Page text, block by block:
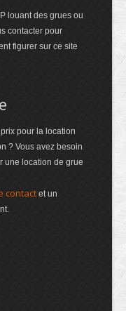
louant des grues ou
contacter pour
figurer sur ce site
pour la location
? Vous avez besoin
une location de grue
contact et un